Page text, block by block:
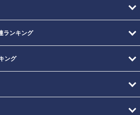
ランキング
ング